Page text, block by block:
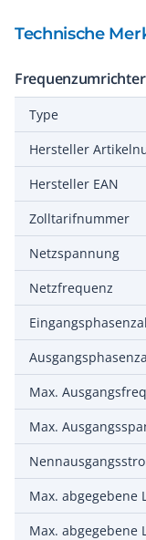
Technische
Frequenzumrichter
Type
Hersteller
Hersteller EAN
Zolltarifnummer
Netzspannung
Netzfrequenz
Max.
Max.